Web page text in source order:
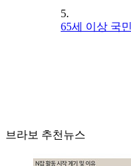
5.
65세 이상 국
브라보 추천뉴스